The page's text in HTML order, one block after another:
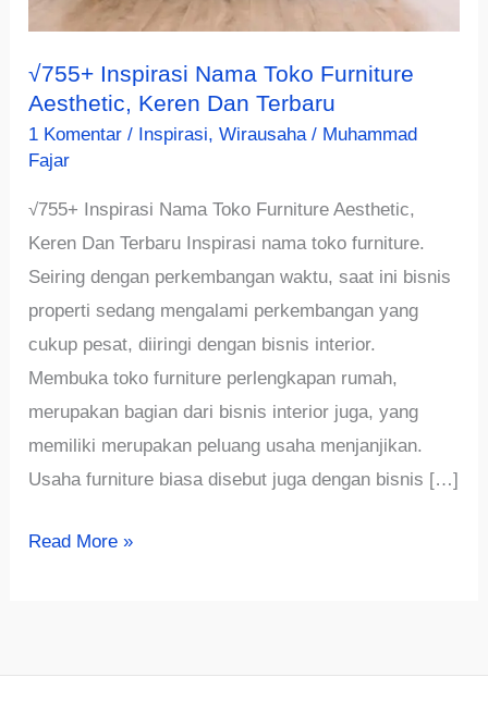
√755+ Inspirasi Nama Toko Furniture
Aesthetic, Keren Dan Terbaru
1 Komentar / Inspirasi,Wirausaha/ Muhammad
Fajar
√755+ Inspirasi Nama Toko Furniture Aesthetic,
Keren Dan Terbaru Inspirasi nama toko furniture.
Seiring dengan perkembangan waktu, saat ini bisnis
properti sedang mengalami perkembangan yang
cukup pesat, diiringi dengan bisnis interior.
Membuka toko furniture perlengkapan rumah,
merupakan bagian dari bisnis interior juga, yang
memiliki merupakan peluang usaha menjanjikan.
Usaha furniture biasa disebut juga dengan bisnis […]
√755+
Furniture
Read More »